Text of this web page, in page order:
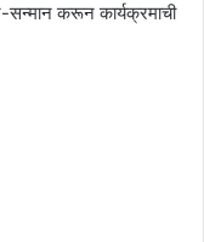
सन्मान करून कार्यक्रमाची